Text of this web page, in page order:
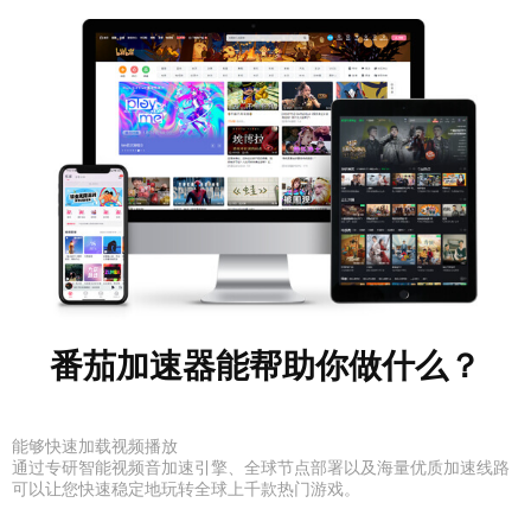
番茄加速器能帮助你做什么？
能够快速加载视频播放
通过专研智能视频音加速引擎、全球节点部署以及海量优质加速线路
可以让您快速稳定地玩转全球上千款热门游戏。